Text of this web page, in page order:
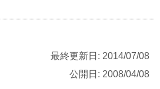
最終更新日: 2014/07/08
公開日: 2008/04/08